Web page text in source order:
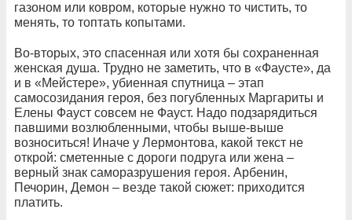
газоном или ковром, которые нужно то чистить, то
менять, то топтать копытами.
Во-вторых, это спасенная или хотя бы сохраненная
женская душа. Трудно не заметить, что в «Фаусте», да
и в «Мейстере», убиенная спутница – этап
самосозидания героя, без погубленных Маргариты и
Елены Фауст совсем не Фауст. Надо подзарядиться
павшими возлюбленными, чтобы выше-выше
возноситься! Иначе у Лермонтова, какой текст не
открой: сметенные с дороги подруга или жена –
верный знак саморазрушения героя. Арбенин,
Печорин, Демон – везде такой сюжет: приходится
платить.